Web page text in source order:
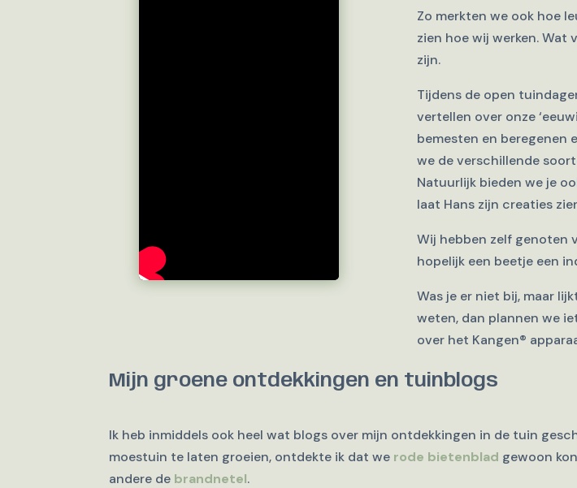
Zo merkten we ook hoe
zien hoe wij werken. Wat
zijn.
Tijdens de open
vertellen over onze
bemesten en beregenen
we de verschillende
Natuurlijk bieden we je
laat Hans zijn creaties
Wij hebben zelf genoten
hopelijk een beetje een
Was je er niet bij, maar
weten, dan plannen we
over het Kangen®
Mijn groene ontdekkingen en tuinblogs
Ik heb inmiddels ook heel wat blogs over mijn ontdekkingen in de tuin
moestuin te laten groeien, ontdekte ik dat we rode bietenblad gewoon
andere de brandnetel.